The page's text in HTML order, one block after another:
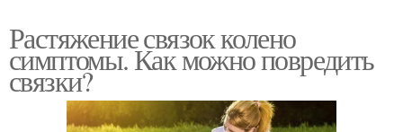
Растяжение связок колено
симптомы. Как можно повредить
связки?